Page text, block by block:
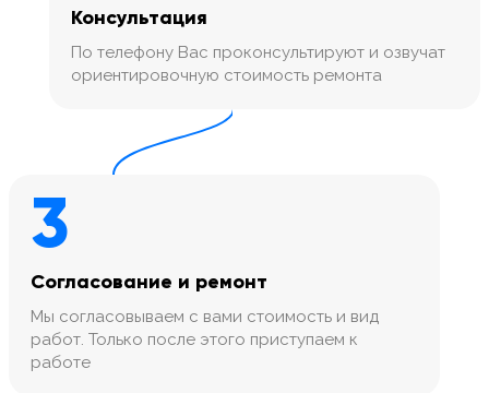
Консультация
По телефону Вас проконсультируют и озвучат
ориентировочную стоимость ремонта
3
Согласование и ремонт
Мы согласовываем с вами стоимость и вид
работ. Только после этого приступаем к
работе